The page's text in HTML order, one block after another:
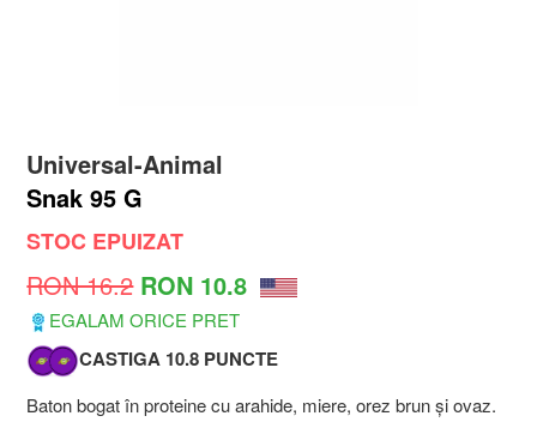
Universal-Animal
Snak 95 G
STOC EPUIZAT
RON 16.2 RON 10.8
EGALAM ORICE PRET
CASTIGA 10.8 PUNCTE
Baton bogat în proteine cu arahide, miere, orez brun și ovaz.